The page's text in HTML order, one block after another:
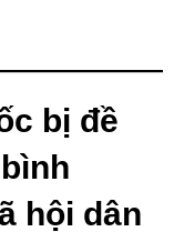
bị đề
hội dân